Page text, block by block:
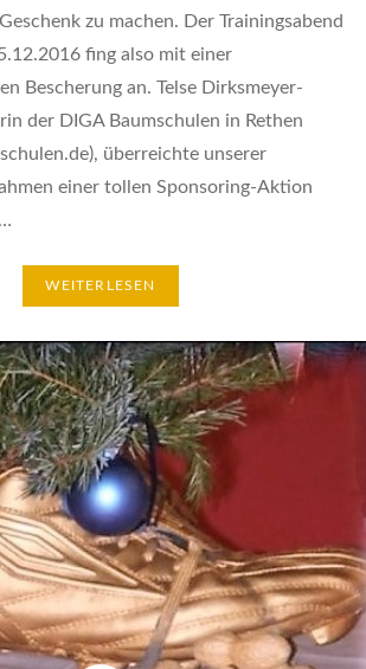
zu machen. Der Trainingsabend
fing also mit einer
Bescherung an. Telse Dirksmeyer-
der DIGA Baumschulen in Rethen
überreichte unserer
einer tollen Sponsoring-Aktion
WEITERLESEN